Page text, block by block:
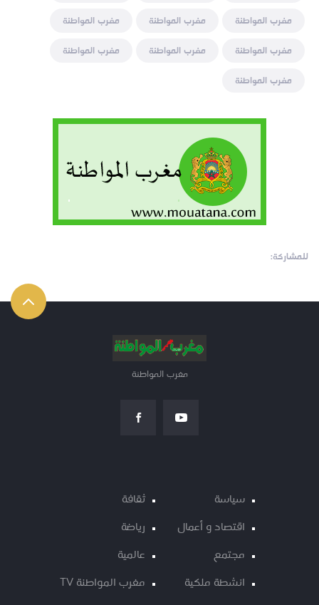
مغرب المواطنة
مغرب المواطنة
مغرب المواطنة
مغرب المواطنة
مغرب المواطنة
مغرب المواطنة
مغرب المواطنة
للمشاركة:
مغرب المواطنة
سياسة
اقتصاد و أعمال
مجتمع
انشطة ملكية
ثقافة
رياضة
عالمية
مغرب المواطنة TV